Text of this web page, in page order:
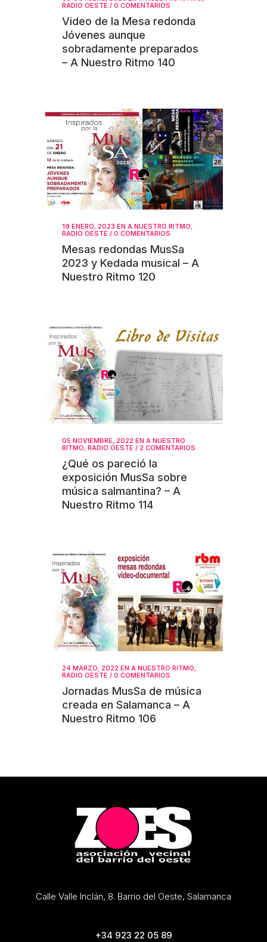
RADIO OESTE / 0 COMENTARIOS
Video de la Mesa redonda
Jóvenes aunque
sobradamente preparados
– A Nuestro Ritmo 140
19 ENERO, 2023 EN A NUESTRO RITMO
RADIO OESTE / 0 COMENTARIOS
Mesas redondas MusSa
2023 y Kedada musical – A
Nuestro Ritmo 120
05 NOVIEMBRE, 2022 EN A NUESTRO
RITMO RADIO OESTE / 2 COMENTARIOS
¿Qué os pareció la
exposición MusSa sobre
música salmantina? – A
Nuestro Ritmo 114
24 MARZO, 2022 EN A NUESTRO RITMO
RADIO OESTE / 0 COMENTARIOS
Jornadas MusSa de música
creada en Salamanca – A
Nuestro Ritmo 106
Calle Valle Inclán, 8. Barrio del Oeste, Salamanca
+34 923 22 05 89